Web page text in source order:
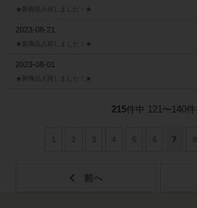
★新商品入荷しました！★
2023-08-21
★新商品入荷しました！★
2023-08-01
★新商品入荷しました！★
215件中 121〜140件
1 2 3 4 5 6 7 8